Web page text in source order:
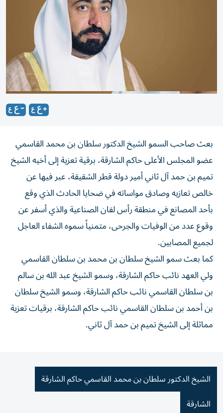
بعث صاحب السمو الشيخ الدكتور سلطان بن محمد القاسمي
عضو المجلس الأعلى حاكم الشارقة، برقية تعزية إلى أخيه الشيخ
تميم بن حمد آل ثاني أمير دولة قطر الشقيقة، عبر فيها عن
خالص تعازيه وصادق مواساته في ضحايا الحادث الذي وقع
بأحد المصانع في منطقة رأس لفان الصناعية والذي أسفر عن
وقوع عدد من الوفيات والجرحى، متمنياً سموه الشفاء العاجل
لجميع المصابين.
كما بعث سمو الشيخ سلطان بن محمد بن سلطان القاسمي
ولي العهد نائب حاكم الشارقة، وسمو الشيخ عبد الله بن سالم
بن سلطان القاسمي نائب حاكم الشارقة، وسمو الشيخ سلطان
بن أحمد بن سلطان القاسمي نائب حاكم الشارقة، برقيات تعزية
مماثلة إلى الشيخ تميم بن حمد آل ثاني.
الشيخ الدكتور سلطان بن محمد القاسمي حاكم الشارقة
الشارقة